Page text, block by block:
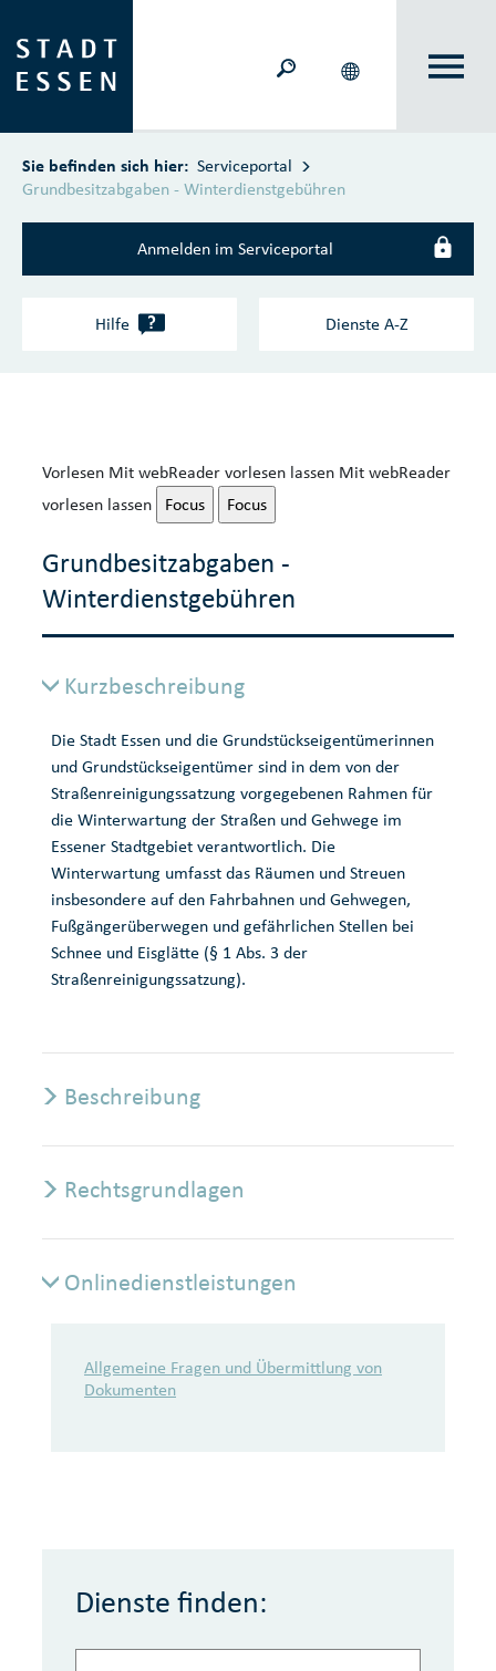
Sie befinden sich hier: Serviceportal
Grundbesitzabgaben - Winterdienstgebühren
Anmelden im Serviceportal
Hilfe ? Dienste A‑Z
Vorlesen Mit webReader vorlesen lassen Mit webReader
vorlesen lassen
Focus Focus
Grundbesitzabgaben -
Winterdienstgebühren
Kurzbeschreibung
Die Stadt Essen und die Grundstückseigentümerinnen
und Grundstückseigentümer sind in dem von der
Straßenreinigungssatzung vorgegebenen Rahmen für
die Winterwartung der Straßen und Gehwege im
Essener Stadtgebiet verantwortlich. Die
Winterwartung umfasst das Räumen und Streuen
insbesondere auf den Fahrbahnen und Gehwegen,
Fußgängerüberwegen und gefährlichen Stellen bei
Schnee und Eisglätte (§ 1 Abs. 3 der
Straßenreinigungssatzung).
Beschreibung
Rechtsgrundlagen
Onlinedienstleistungen
Onlinedienstleistungen
Allgemeine Fragen und Übermittlung von
Dokumenten
Dienste finden: